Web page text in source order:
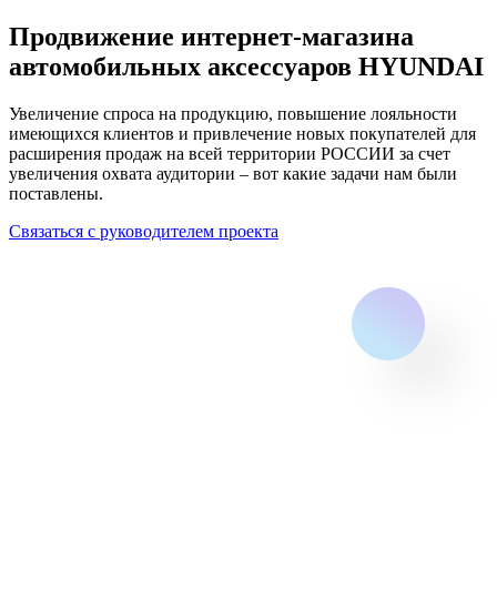
Продвижение интернет-магазина
автомобильных аксессуаров HYUNDAI
Увеличение спроса на продукцию, повышение лояльности
имеющихся клиентов и привлечение новых покупателей для
расширения продаж на всей территории РОССИИ за счет
увеличения охвата аудитории – вот какие задачи нам были
поставлены.
Связаться с руководителем проекта